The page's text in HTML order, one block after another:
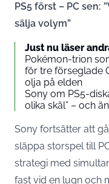
PS5 först – PC sen:
sälja volym”
Just nu läser
Pokémon-trion
för tre förseglade
olja på elden
Sony om PS5-
olika skäl” – och
Sony fortsätter att
släppa storspel till
strategi med
fast vid en lugn och